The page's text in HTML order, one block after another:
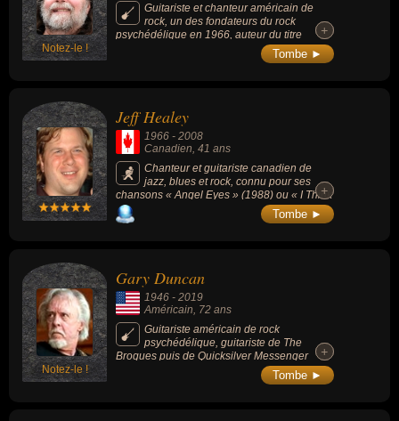
Notez-le !
Guitariste et chanteur américain de
rock, un des fondateurs du rock
psychédélique en 1966, auteur du titre
You're Gonna Miss (1966) avec son groupe
+
+
Tombe ►
Jeff Healey
1966 - 2008
Canadien, 41 ans
Chanteur et guitariste canadien de
jazz, blues et rock, connu pour ses
chansons « Angel Eyes » (1988) ou « I Think
I Love You Too Much » (1990) .
+
+
Tombe ►
Notez-le !
Gary Duncan
1946 - 2019
Américain, 72 ans
Guitariste américain de rock
psychédélique, guitariste de The
Brogues puis de Quicksilver Messenger
Service, où sa collaboration avec John
Cipollina donne le son unique légendaire du
+
+
Tombe ►